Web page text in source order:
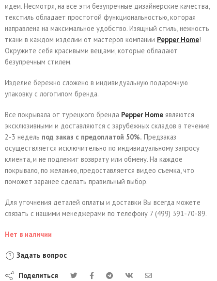
идеи. Несмотря, на все эти безупречные дизайнерские качества,
текстиль обладает простотой функциональностью, которая
направлена на максимальное удобство. Изящный стиль, нежность
ткани в каждом изделии от мастеров компании Pepper Home!
Окружите себя красивыми вещами, которые обладают
безупречным стилем.
Изделие бережно сложено в индивидуальную подарочную
упаковку с логотипом бренда.
Все покрывала от турецкого бренда Pepper Home являются
эксклюзивными и доставляются с зарубежных складов в течение
2-3 недель под заказ с предоплатой 50%. Предзаказ
осуществляется исключительно по индивидуальному запросу
клиента, и не подлежит возврату или обмену. На каждое
покрывало, по желанию, предоставляется видео съемка, что
поможет заранее сделать правильный выбор.
Для уточнения деталей оплаты и доставки Вы всегда можете
связать с нашими менеджерами по телефону 7 (499) 391-70-89.
Нет в наличии
Задать вопрос
Поделиться